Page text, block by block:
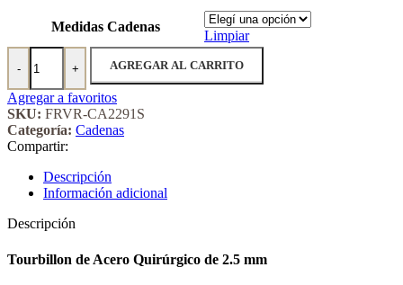
Medidas Cadenas
Limpiar
-
Tourbillon de Acero Quirúrgico de 2.5 mm cantidad
+ AGREGAR AL CARRITO
Agregar a favoritos
SKU: FRVR-CA2291S
Categoría: Cadenas
Compartir:
Descripción
Información adicional
Descripción
Tourbillon de Acero Quirúrgico de 2.5 mm